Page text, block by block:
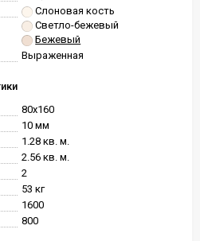
Слоновая кость
Светло-бежевый
Бежевый
Выраженная
80x160
10 мм
1.28 кв. м.
2.56 кв. м.
2
53 кг
1600
800